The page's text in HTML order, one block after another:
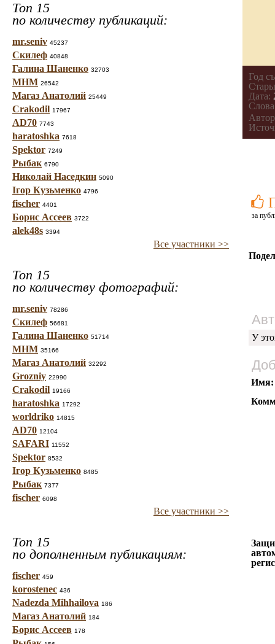
Топ 15
по количеству публикаций:
mr.seniv 45237
Скилеф 40848
Галина Шаненко 32703
МНМ 26542
Магаз Анатолий 25449
Crakodil 17967
AD70 7743
haratoshka 7618
Spektor 7249
Рыбак 6790
Николай Наседкин 5090
Ігор Кузьменко 4796
fischer 4401
Борис Ассеев 3722
alek48s 3394
Все участники >>
Топ 15
по количеству фотографий:
mr.seniv 78286
Скилеф 56681
Галина Шаненко 51714
МНМ 35166
Магаз Анатолий 32292
Grozniy 22990
Crakodil 19166
haratoshka 17292
worldriko 14815
AD70 12104
SAFARI 11552
Spektor 8532
Ігор Кузьменко 8485
Рыбак 7377
fischer 6098
Все участники >>
Топ 15
по дополненным публикациям:
fischer 459
korostenec 436
Nadezda Mihhailova 186
Магаз Анатолий 184
Борис Ассеев 178
Год
Дата:
за
У
Имя: